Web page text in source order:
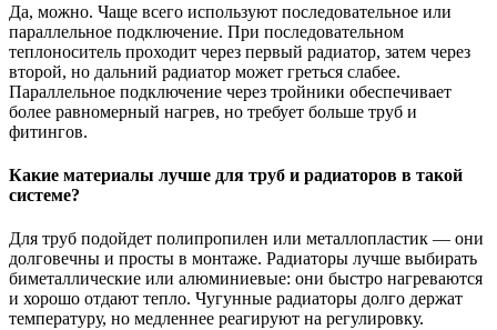
Да, можно. Чаще всего используют последовательное или
параллельное подключение. При последовательном
теплоноситель проходит через первый радиатор, затем через
второй, но дальний радиатор может греться слабее.
Параллельное подключение через тройники обеспечивает
более равномерный нагрев, но требует больше труб и
фитингов.
Какие материалы лучше для труб и радиаторов в такой
системе?
Для труб подойдет полипропилен или металлопластик — они
долговечны и просты в монтаже. Радиаторы лучше выбирать
биметаллические или алюминиевые: они быстро нагреваются
и хорошо отдают тепло. Чугунные радиаторы долго держат
температуру, но медленнее реагируют на регулировку.